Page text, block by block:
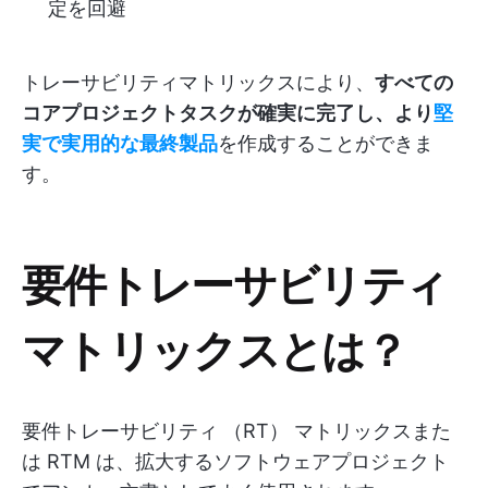
定を回避
トレーサビリティマトリックスにより、 すべての
コアプロジェクトタスクが確実に完了し、より堅
実で実用的な最終製品を作成することができま
す。
要件トレーサビリティ
マトリックスとは？
要件トレーサビリティ （RT） マトリックスまた
は RTM は、拡大するソフトウェアプロジェクト